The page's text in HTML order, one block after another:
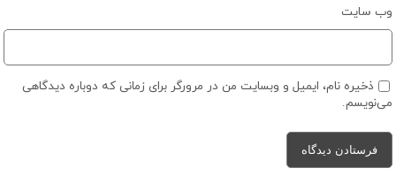
وب‌ سایت
ذخیره نام، ایمیل و وبسایت من در مرورگر برای زمانی که دوباره دیدگاهی
می‌نویسم.